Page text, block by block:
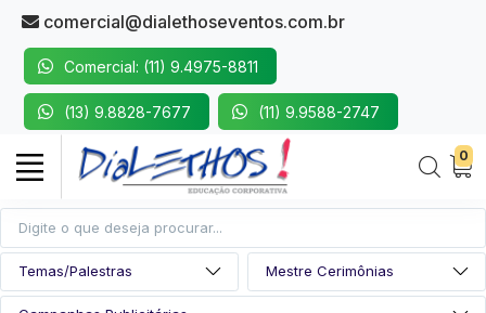
comercial@dialethoseventos.com.br
Comercial: (11) 9.4975-8811
(13) 9.8828-7677 (11) 9.9588-2747
0